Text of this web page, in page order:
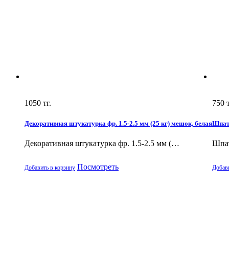
1050 тг.
Декоративная штукатурка фр. 1.5-2.5 мм (25 кг) мешок, белая
Декоративная штукатурка фр. 1.5-2.5 мм (…
Добавить в корзину Посмотреть
750